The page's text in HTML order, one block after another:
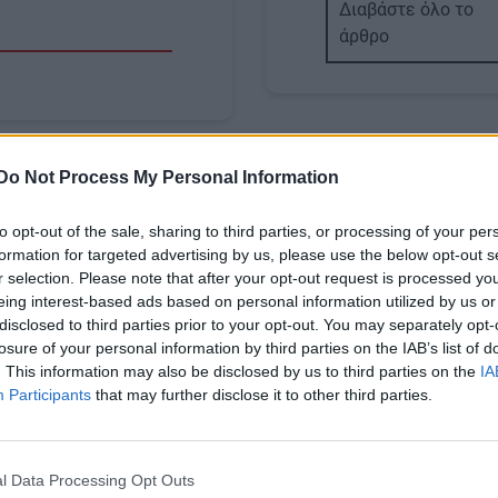
Do Not Process My Personal Information
opt-out of the sale, sharing to third parties, or processing of your
for targeted advertising by us, please use the below opt-out
selection. Please note that after your opt-out request is processed
interest-based ads based on personal information utilized by us
to third parties prior to your opt-out. You may separately
of your personal information by third parties on the IAB’s list of
This information may also be disclosed by us to third parties on the
Participants that may further disclose it to other third parties.
Data Processing Opt Outs
Διαβάστε όλο το
άρθρο
στην
κίνηση διεκδικούν
προορισμοί
πρόσβαση
μετακίνησης, έχουν
Image
ΠΟΛΙΤΙΣΜΟΣ
Ηλεκτρική
Χανίων -
Αρχαιολογικές
ναυάγιο
Το ναυάγιο κλασικών